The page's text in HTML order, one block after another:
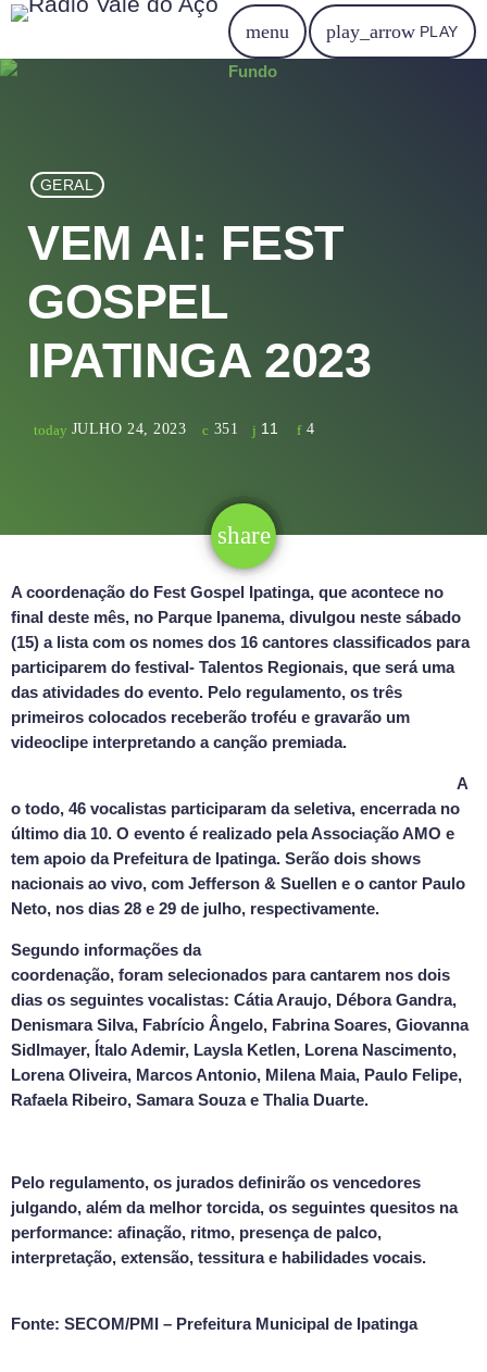
menu play_arrow PLAY
GERAL
VEM AI: FEST
GOSPEL
IPATINGA 2023
today JULHO 24, 2023 351 11 4
share
email
A coordenação do Fest Gospel Ipatinga, que acontece no
final deste mês, no Parque Ipanema, divulgou neste sábado
(15) a lista com os nomes dos 16 cantores classificados para
participarem do festival- Talentos Regionais, que será uma
das atividades do evento. Pelo regulamento, os três
primeiros colocados receberão troféu e gravarão um
videoclipe interpretando a canção premiada.
A
o todo, 46 vocalistas participaram da seletiva, encerrada no
último dia 10. O evento é realizado pela Associação AMO e
tem apoio da Prefeitura de Ipatinga. Serão dois shows
nacionais ao vivo, com Jefferson & Suellen e o cantor Paulo
Neto, nos dias 28 e 29 de julho, respectivamente.
Segundo informações da
coordenação, foram selecionados para cantarem nos dois
dias os seguintes vocalistas: Cátia Araujo, Débora Gandra,
Denismara Silva, Fabrício Ângelo, Fabrina Soares, Giovanna
Sidlmayer, Ítalo Ademir, Laysla Ketlen, Lorena Nascimento,
Lorena Oliveira, Marcos Antonio, Milena Maia, Paulo Felipe,
Rafaela Ribeiro, Samara Souza e Thalia Duarte.
Pelo regulamento, os jurados definirão os vencedores
julgando, além da melhor torcida, os seguintes quesitos na
performance: afinação, ritmo, presença de palco,
interpretação, extensão, tessitura e habilidades vocais.
Fonte: SECOM/PMI – Prefeitura Municipal de Ipatinga